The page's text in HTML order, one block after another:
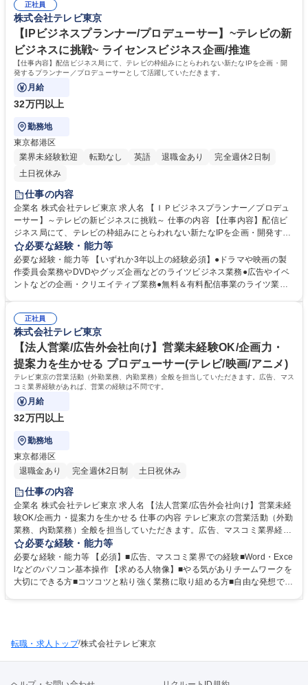
ビ東京/プライム市場上場/連結決算有
き、将来的な戦力としてご活躍して頂くことを期待致します。 ●部門の残
業時間は繁忙期で月平均40-50時間程度。業務によっては休日出勤あり。
※振替休日は取得できます。 学歴・資格 学歴：大学院 大学 語学力： 資
格：公認会計士 税理士
正社員
株式会社テレビ東京
【IPビジネスプランナー/プロデューサー】~テレビの新
ビジネスに挑戦~ ライセンスビジネス企画/推進
【仕事内容】配信ビジネス局にて、テレビの枠組みにとらわれない新たなIPを企画・開
発するプランナー／プロデューサーとして活躍していただきます。
月給
32万円以上
勤務地
東京都港区
業界未経験歓迎
転勤なし 英語 退職金あり
完全週休2日制
土日祝休み
仕事の内容
企業名 株式会社テレビ東京 求人名 【ＩＰビジネスプランナー／プロデュ
ーサー】～テレビの新ビジネスに挑戦～ 仕事の内容 【仕事内容】配信ビ
ジネス局にて、テレビの枠組みにとらわれない新たなIPを企画・開発する
プランナー／プロデューサーとして活躍していただきます。 【詳細】■放
送＆配信向けオリジナルIPの企画・制作■他業種と組んだ新しいIPの開発■
放送コンテンツを使った新規事業（グッズ開発や権利処理等）■国内や海
外事業への出資業務【部門特徴】「『個性と独自性』で他局がやらないこ
の新しいビジネス」を川上から川下まで担う部門です。 募集職種 【ＩＰ
ビジネスプランナー／プロデューサー】～テレビの新ビジネスに挑戦～
必要な経験・能力等
必要な経験・能力等 【いずれか3年以上の経験必須】●ドラマや映画の製
作委員会業務やDVDやグッズ企画などのライツビジネス業務●広告やイベ
ントなどの企画・クリエイティブ業務●無料＆有料配信事業のライツ業務
学 語学力：英語 資格：
正社員
株式会社テレビ東京
【法人営業/広告外会社向け】営業未経験OK/企画力・
提案力を生かせる プロデューサー(テレビ/映画/アニメ)
テレビ東京の営業活動（外勤業務、内勤業務）全般を担当していただきます。広告、マス
コミ業界経験があれば、営業の経験は不問です。
月給
32万円以上
勤務地
東京都港区
退職金あり
完全週休2日制 土日祝休み
仕事の内容
企業名 株式会社テレビ東京 求人名 【法人営業/広告外会社向け】営業未経
験OK/企画力・提案力を生かせる 仕事の内容 テレビ東京の営業活動（外勤
業務、内勤業務）全般を担当していただきます。広告、マスコミ業界経験
があれば、営業の経験は不問です。 ■広告主、広告会社への提案を行う外
勤業務 ■社内調整、営業支援、スポット作案など内勤業務 ■売上管理、デ
ータ分析、資料作成などマーケティング業務 ■他営業業務全般※転勤の可
能性はありますが、基本は東京本社での勤務になります。【魅力】■広告
必要な経験・能力等
必要な経験・能力等 【必須】■広告、マスコミ業界での経験■Word・Exce
lなどのパソコン基本操作 【求める人物像】■やる気がありチームワークを
大切にできる方■コツコツと粘り強く業務に取り組める方■自由な発想でや
転職・求人トップ/株式会社テレビ東京